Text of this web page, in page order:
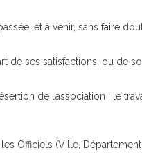
et à venir, sans faire
de ses satisfactions, ou de
de l’association ; le
Officiels (Ville,